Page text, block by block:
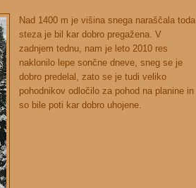
Nad 1400 m je višina snega naraščala toda
steza je bil kar dobro pregažena. V
zadnjem tednu, nam je leto 2010 res
naklonilo lepe sončne dneve, sneg se je
dobro predelal, zato se je tudi veliko
pohodnikov odločilo za pohod na planine in
so bile poti kar dobro uhojene.